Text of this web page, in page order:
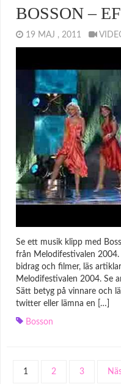
BOSSON –
19 MAJ , 2011
Se ett musik klipp med
från Melodifestivalen
bidrag och filmer, läs
Melodifestivalen 2004. Se
Sätt betyg på vinnare och
twitter eller lämna en […]
Bosson
1 2 3